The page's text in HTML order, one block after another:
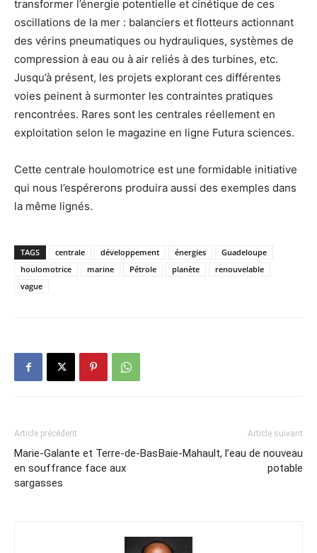
transformer l’énergie potentielle et cinétique de ces
oscillations de la mer : balanciers et flotteurs actionnant
des vérins pneumatiques ou hydrauliques, systèmes de
compression à eau ou à air reliés à des turbines, etc.
Jusqu’à présent, les projets explorant ces différentes
voies peinent à surmonter les contraintes pratiques
rencontrées. Rares sont les centrales réellement en
exploitation selon le magazine en ligne Futura sciences.
Cette centrale houlomotrice est une formidable initiative
qui nous l’espérerons produira aussi des exemples dans
la même lignés.
TAGS centrale développement énergies
Guadeloupe
houlomotrice
marine Pétrole planète
renouvelable
vague
Article précédent
Marie-Galante et Terre-de-Bas
en souffrance face aux
sargasses
Article suivant
Baie-Mahault, l’eau de nouveau
potable